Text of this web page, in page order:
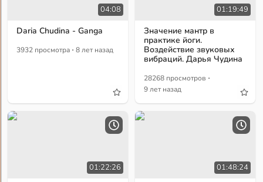
04:08
Daria Chudina - Ganga
3932 просмотра · 8 лет назад
01:19:49
Значение мантр в
практике йоги.
Воздействие звуковых
вибраций. Дарья Чудина
28268 просмотров ·
9 лет назад
01:22:26 01:48:24